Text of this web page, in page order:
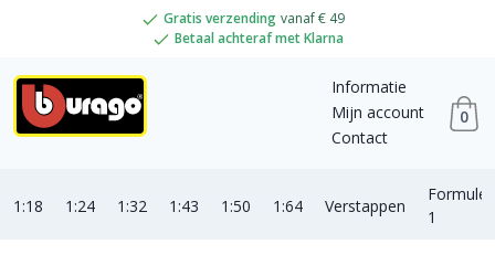
Gratis verzending vanaf € 49
Betaal achteraf met Klarna
Informatie
Mijn account
Contact
0
1:18 1:24 1:32 1:43 1:50 1:64 Verstappen
Formule
1